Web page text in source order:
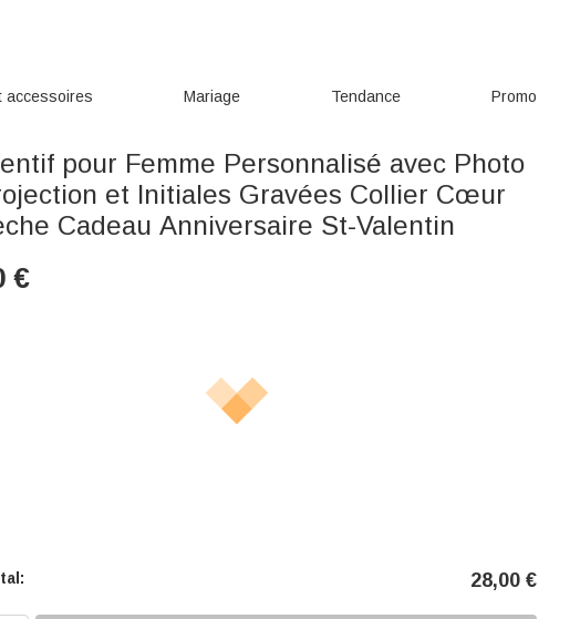
accessoires Mariage Tendance Promo
pour Femme Personnalisé avec Photo
et Initiales Gravées Collier Cœur
Cadeau Anniversaire St-Valentin
€
28,00 €